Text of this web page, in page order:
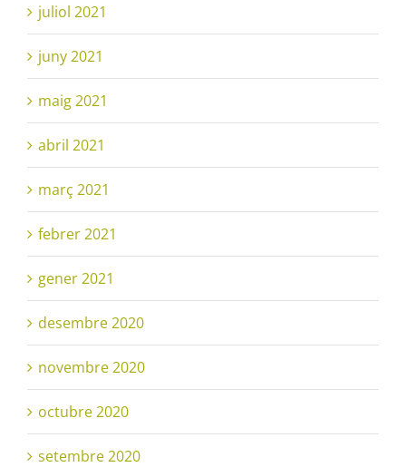
juliol 2021
juny 2021
maig 2021
abril 2021
març 2021
febrer 2021
gener 2021
desembre 2020
novembre 2020
octubre 2020
setembre 2020